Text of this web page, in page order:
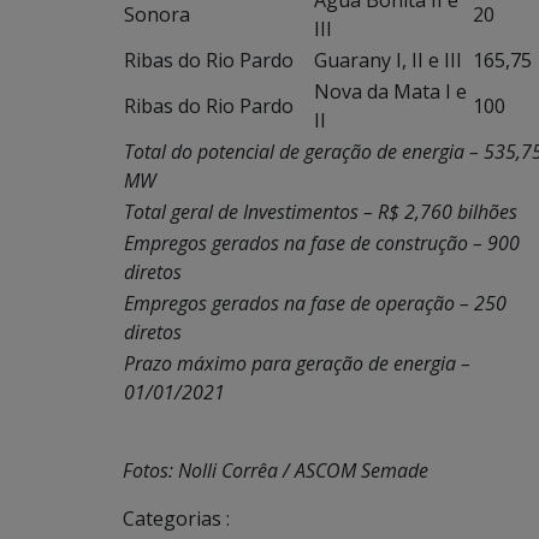
Sonora
III
20
Ribas do Rio Pardo
Guarany I, II e III 165,75
Ribas do Rio Pardo
Nova da Mata I e
II
100
Total do potencial de geração de energia –
MW
Total geral de Investimentos – R$ 2,760 bilhões
Empregos gerados na fase de construção – 900
diretos
Empregos gerados na fase de operação – 250
diretos
Prazo máximo para geração de energia –
01/01/2021
Fotos: Nolli Corrêa / ASCOM Semade
Categorias :